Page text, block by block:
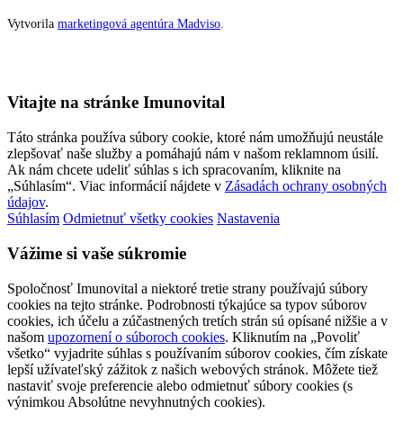
Vytvorila marketingová agentúra Madviso
Vitajte na stránke Imunovital
Táto stránka používa súbory cookie, ktoré nám umožňujú neustále
zlepšovať naše služby a pomáhajú nám v našom reklamnom úsilí.
Ak nám chcete udeliť súhlas s ich spracovaním, kliknite na
„Súhlasím“. Viac informácií nájdete v Zásadách ochrany osobných
údajov.
Súhlasím Odmietnuť všetky cookies Nastavenia
Vážime si vaše súkromie
Spoločnosť Imunovital a niektoré tretie strany používajú súbory
cookies na tejto stránke. Podrobnosti týkajúce sa typov súborov
cookies, ich účelu a zúčastnených tretích strán sú opísané nižšie a v
našom upozornení o súboroch cookies. Kliknutím na „Povoliť
všetko“ vyjadrite súhlas s používaním súborov cookies, čím získate
lepší užívateľský zážitok z našich webových stránok. Môžete tiež
nastaviť svoje preferencie alebo odmietnuť súbory cookies (s
výnimkou Absolútne nevyhnutných cookies).